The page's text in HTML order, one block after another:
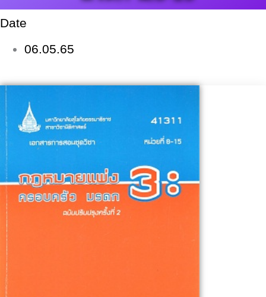
Date
06.05.65